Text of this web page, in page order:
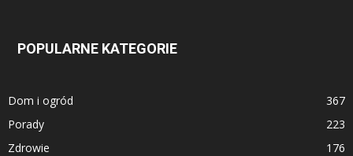
POPULARNE KATEGORIE
Dom i ogród
367
Porady
223
Zdrowie
176